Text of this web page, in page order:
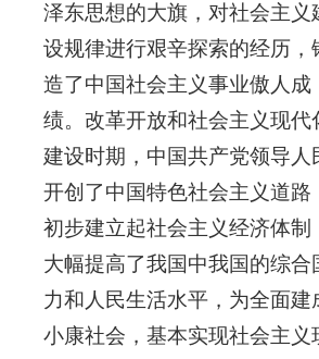
泽东思想的大旗，对社会主义
设规律进行艰辛探索的经历，
造了中国社会主义事业傲人成
绩。改革开放和社会主义现代
建设时期，中国共产党领导人
开创了中国特色社会主义道路
初步建立起社会主义经济体制
大幅提高了我国中我国的综合
力和人民生活水平，为全面建
小康社会，基本实现社会主义